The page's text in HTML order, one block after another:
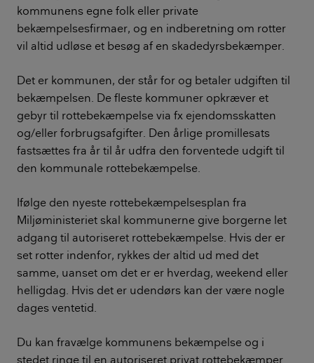
kommunens egne folk eller private
bekæmpelsesfirmaer, og en indberetning om rotter
vil altid udløse et besøg af en skadedyrsbekæmper.
Det er kommunen, der står for og betaler udgiften til
bekæmpelsen. De fleste kommuner opkræver et
gebyr til rottebekæmpelse via fx ejendomsskatten
og/eller forbrugsafgifter. Den årlige promillesats
fastsættes fra år til år udfra den forventede udgift til
den kommunale rottebekæmpelse.
Ifølge den nyeste rottebekæmpelsesplan fra
Miljøministeriet skal kommunerne give borgerne let
adgang til autoriseret rottebekæmpelse. Hvis der er
set rotter indenfor, rykkes der altid ud med det
samme, uanset om det er er hverdag, weekend eller
helligdag. Hvis det er udendørs kan der være nogle
dages ventetid.
Du kan fravælge kommunens bekæmpelse og i
stedet ringe til en autoriseret privat rottebekæmper